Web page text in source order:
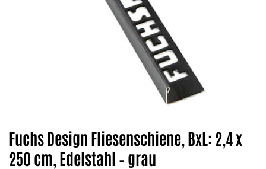
Fuchs Design Fliesenschiene, BxL: 2,4 x
250 cm, Edelstahl – grau